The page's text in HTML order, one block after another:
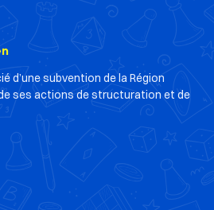
d’une subvention de la Région
ses actions de structuration et de